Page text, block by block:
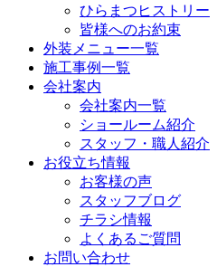
ひらまつヒストリー
皆様へのお約束
外装メニュー一覧
施工事例一覧
会社案内
会社案内一覧
ショールーム紹介
スタッフ・職人紹介
お役立ち情報
お客様の声
スタッフブログ
チラシ情報
よくあるご質問
お問い合わせ